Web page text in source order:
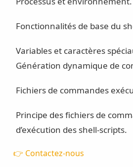
Fonctionnalités de base du
Variables et caractères
Génération dynamique de
Fichiers de commandes
Principe des fichiers de
d’exécution des shell-scripts.
👉 Contactez-nous